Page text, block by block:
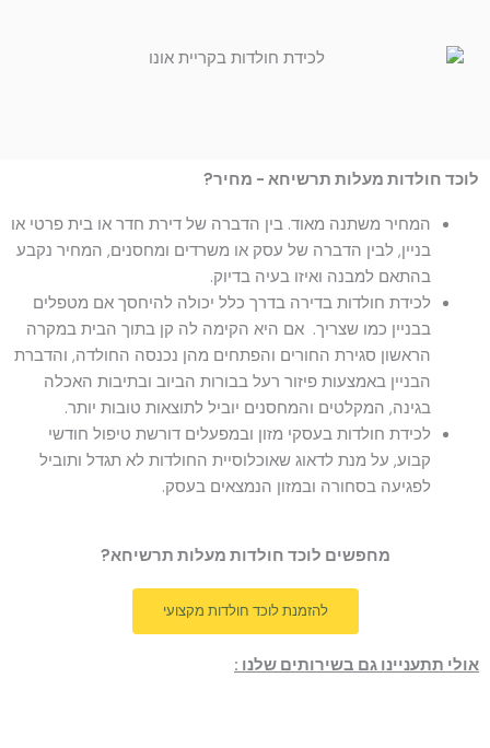
לוכד חולדות מעלות תרשיחא - מחיר?
המחיר משתנה מאוד. בין הדברה של דירת חדר או בית פרטי או
בניין, לבין הדברה של עסק או משרדים ומחסנים, המחיר נקבע
בהתאם למבנה ואיזו בעיה בדיוק.
לכידת חולדות בדירה בדרך כלל יכולה להיחסך אם מטפלים
בבניין כמו שצריך. אם היא הקימה לה קן בתוך הבית במקרה
הראשון סגירת החורים והפתחים מהן נכנסה החולדה, והדברת
הבניין באמצעות פיזור רעל בבורות הביוב ובתיבות האכלה
בגינה, המקלטים והמחסנים יוביל לתוצאות טובות יותר.
לכידת חולדות בעסקי מזון ובמפעלים דורשת טיפול חודשי
קבוע, על מנת לדאוג שאוכלוסיית החולדות לא תגדל ותוביל
לפגיעה בסחורה ובמזון הנמצאים בעסק.
מחפשים לוכד חולדות מעלות תרשיחא?
להזמנת לוכד חולדות מקצועי
אולי תתעניינו גם בשירותים שלנו :